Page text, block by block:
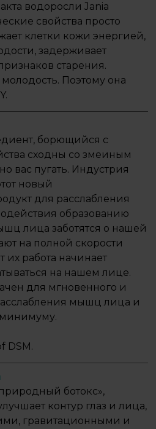
водоросли Jania
свойства просто
клетки кожи энергией,
задерживает
старения.
Поэтому она
борющийся с
сходны со змеиным
вас пугать. Индустрия
новый
для расслабления
образованию
лица заботятся о нашей
на полной скорости
их работа начинает
на нашем лице.
для мгновенного и
мышц лица и
DSM.
ботокс»,
контур глаз и лица,
гравитационными и